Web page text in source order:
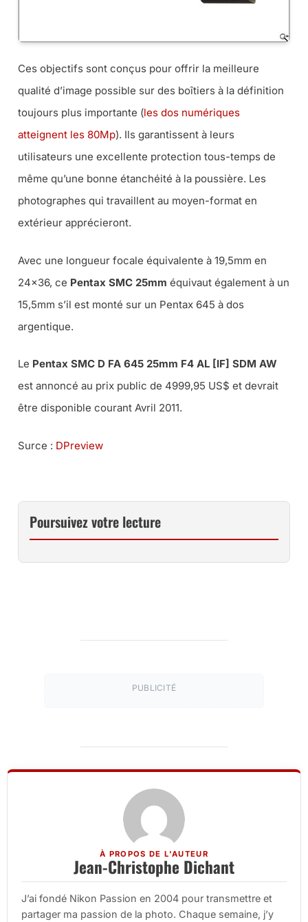
Ces objectifs sont conçus pour offrir la meilleure
qualité d’image possible sur des boîtiers à la définition
toujours plus importante (les dos numériques
atteignent les 80Mp). Ils garantissent à leurs
utilisateurs une excellente protection tous-temps de
même qu’une bonne étanchéité à la poussière. Les
photographes qui travaillent au moyen-format en
extérieur apprécieront.
Avec une longueur focale équivalente à 19,5mm en
24×36, ce Pentax SMC 25mm équivaut également à un
15,5mm s’il est monté sur un Pentax 645 à dos
argentique.
Le Pentax SMC D FA 645 25mm F4 AL [IF] SDM AW
est annoncé au prix public de 4999,95 US$ et devrait
être disponible courant Avril 2011.
Surce : DPreview
Poursuivez votre lecture
PUBLICITÉ
À PROPOS DE L'AUTEUR
Jean-Christophe Dichant
J’ai fondé Nikon Passion en 2004 pour transmettre et
partager ma passion de la photo. Chaque semaine, j’y